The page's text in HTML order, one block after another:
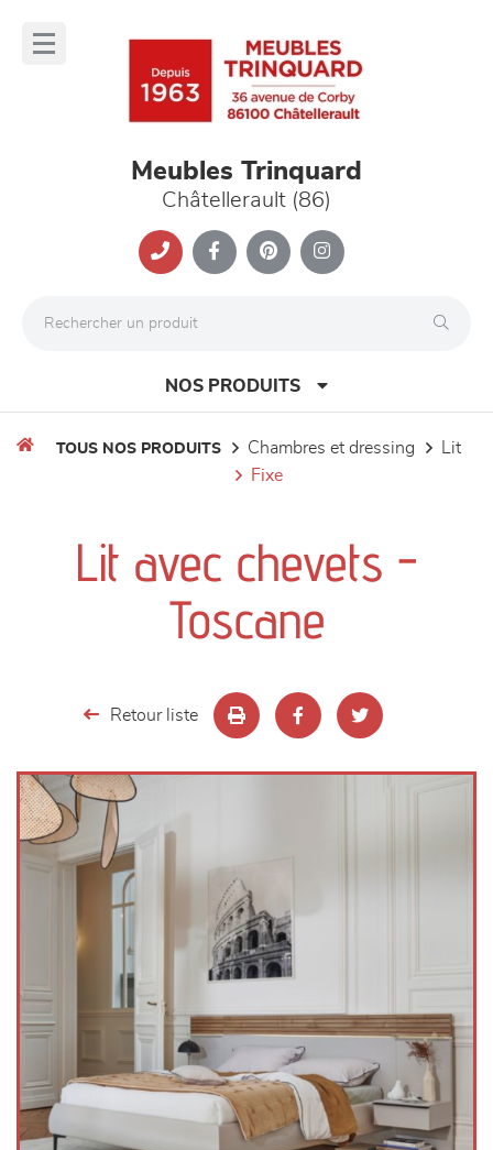
Meubles Trinquard
Châtellerault (86)
NOS PRODUITS
meubles de complément
décoration
TOUS NOS PRODUITS chambres et dressing
lit
fixe
Lit avec chevets -
Toscane
Retour liste